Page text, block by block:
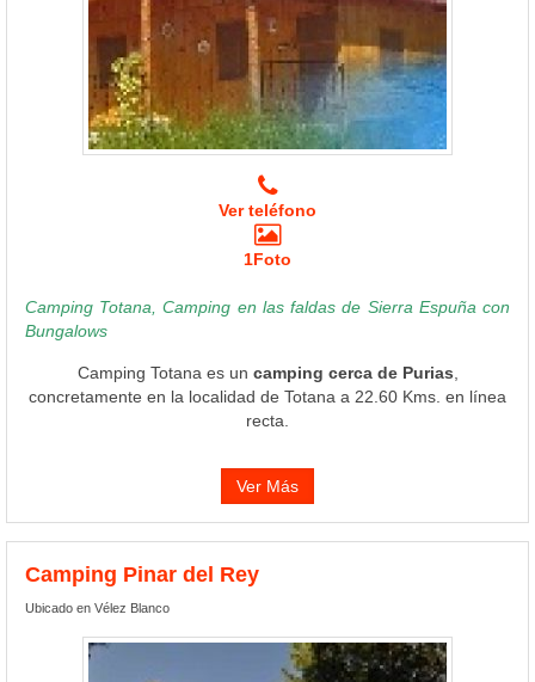
Ver teléfono
1Foto
Camping Totana, Camping en las faldas de Sierra Espuña con
Bungalows
Camping Totana es un camping cerca de Purias
concretamente en la localidad de Totana a 22.60 Kms. en línea
recta.
Ver Más
Camping Pinar del Rey
Ubicado en Vélez Blanco